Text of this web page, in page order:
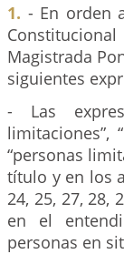
1. - En orden
Magistrada
siguientes
- Las
limitaciones”,
“personas
título y en los
24, 25, 27, 28,
en el
personas en